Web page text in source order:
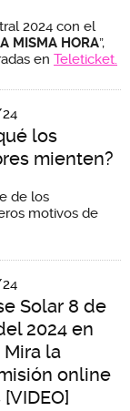
2024 con el
MISMA HORA”,
en Teleticket.
los
mienten?
de los
motivos de
Solar 8 de
2024 en
Mira la
online